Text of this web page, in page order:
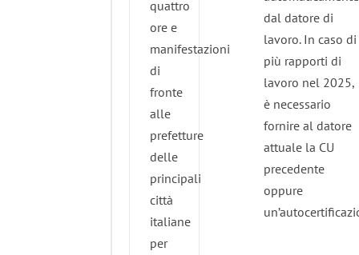
quattro
ore e
manifestazioni
di
fronte
alle
prefetture
delle
principali
città
italiane
per
dal datore di
lavoro. In caso di
più rapporti di
lavoro nel 2025,
è necessario
fornire al datore
attuale la CU
precedente
oppure